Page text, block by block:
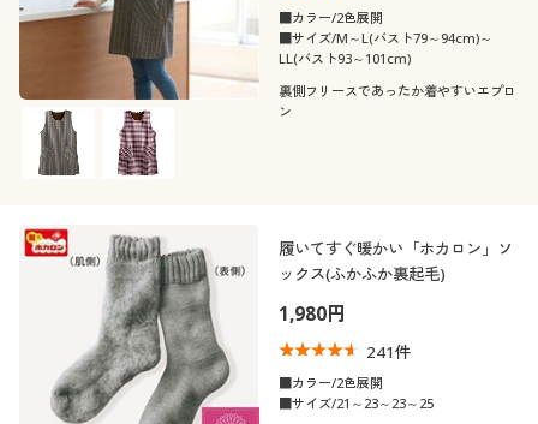
ファー・エコファー ベロア
■カラー/2色展開
■サイズ/M～L(バスト79～94cm)～
LL(バスト93～101cm)
裏側フリースであったか着やすいエプロ
ン
履いてすぐ暖かい「ホカロン」ソ
ックス(ふかふか裏起毛)
1,980円
241件
■カラー/2色展開
■サイズ/21～23～23～25